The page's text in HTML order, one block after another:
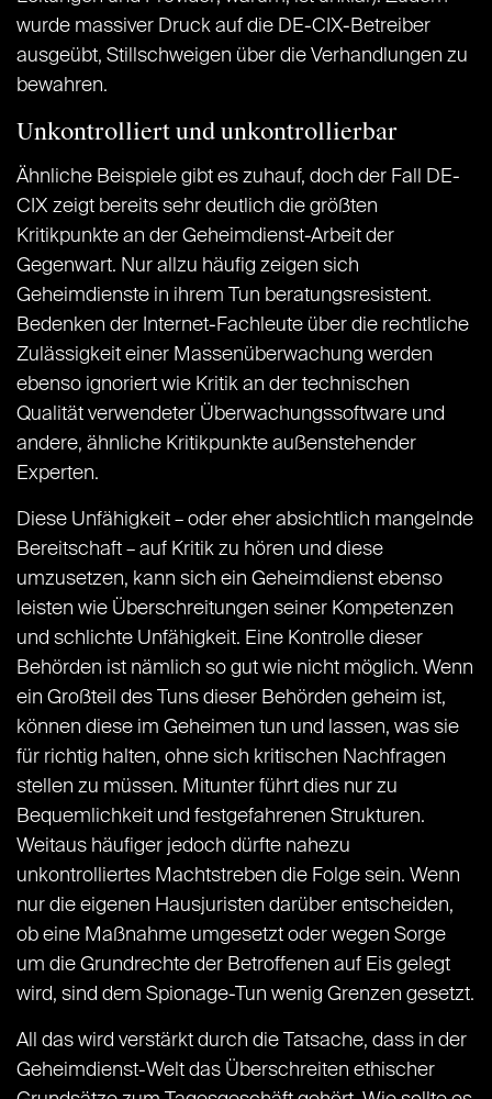
wurde massiver Druck auf die DE-CIX-Betreiber
ausgeübt, Stillschweigen über die Verhandlungen zu
bewahren.
Unkontrolliert und unkontrollierbar
Ähnliche Beispiele gibt es zuhauf, doch der Fall DE-
CIX zeigt bereits sehr deutlich die größten
Kritikpunkte an der Geheimdienst-Arbeit der
Gegenwart. Nur allzu häufig zeigen sich
Geheimdienste in ihrem Tun beratungsresistent.
Bedenken der Internet-Fachleute über die rechtliche
Zulässigkeit einer Massenüberwachung werden
ebenso ignoriert wie Kritik an der technischen
Qualität verwendeter Überwachungssoftware und
andere, ähnliche Kritikpunkte außenstehender
Experten.
Diese Unfähigkeit – oder eher absichtlich mangelnde
Bereitschaft – auf Kritik zu hören und diese
umzusetzen, kann sich ein Geheimdienst ebenso
leisten wie Überschreitungen seiner Kompetenzen
und schlichte Unfähigkeit. Eine Kontrolle dieser
Behörden ist nämlich so gut wie nicht möglich. Wenn
ein Großteil des Tuns dieser Behörden geheim ist,
können diese im Geheimen tun und lassen, was sie
für richtig halten, ohne sich kritischen Nachfragen
stellen zu müssen. Mitunter führt dies nur zu
Bequemlichkeit und festgefahrenen Strukturen.
Weitaus häufiger jedoch dürfte nahezu
unkontrolliertes Machtstreben die Folge sein. Wenn
nur die eigenen Hausjuristen darüber entscheiden,
ob eine Maßnahme umgesetzt oder wegen Sorge
um die Grundrechte der Betroffenen auf Eis gelegt
wird, sind dem Spionage-Tun wenig Grenzen gesetzt.
All das wird verstärkt durch die Tatsache, dass in der
Geheimdienst-Welt das Überschreiten ethischer